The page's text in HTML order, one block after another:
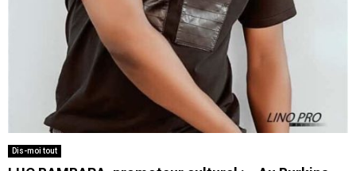
Dis-moi tout